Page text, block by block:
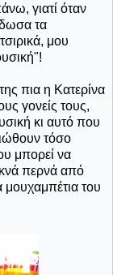
γιατί όταν
τα
μου
πια η Κατερίνα
γονείς τους,
κι αυτό που
τόσο
μπορεί να
περνά από
μουχαμπέτια του